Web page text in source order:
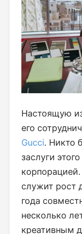
Настоящую
его
Gucci. Никто
заслуги
служит рост
года
несколько
креативным